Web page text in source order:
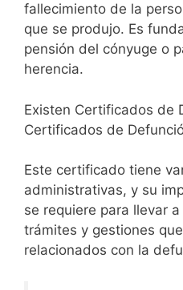
fallecimiento de la
que se produjo. Es
pensión del cónyuge o
herencia.
Existen Certificados de
Certificados de
Este certificado tiene
administrativas, y su
se requiere para llevar
trámites y gestiones
relacionados con la